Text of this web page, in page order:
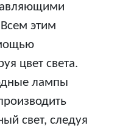
этим
цвет света.
лампы
свет, следуя